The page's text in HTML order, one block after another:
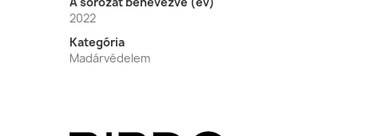
2022
Kategória
Madárvédelem